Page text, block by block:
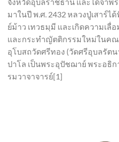
จังหวัดอุบลราชธานี และได้จำพ
มาในปี พ.ศ. 2432 หลวงปู่เสาร์
ย์ม้าว เทวธมฺมี และเกิดความเลื่
และกระทำญัตติกรรมใหม่ในค
อุโบสถวัดศรีทอง (วัดศรีอุบลรัต
ปาโล เป็นพระอุปัชฌาย์ พระอธิก
รมวาจาจารย์[1]